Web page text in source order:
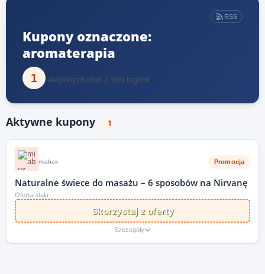
RSS
Kupony oznaczone:
aromaterapia
1 aktywnych ofert z tym tagiem
Aktywne kupony 1
miabox Promocja
Naturalne świece do masażu – 6 sposobów na Nirvanę
Oferta stała
Skorzystaj z oferty
Szczegóły